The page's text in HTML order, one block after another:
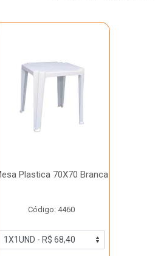
Plastica 70X70 Branca
Código: 4460